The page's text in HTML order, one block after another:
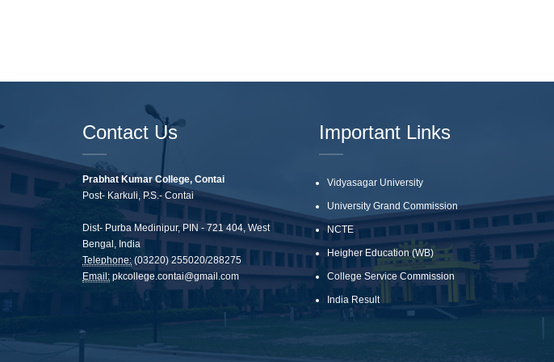
Contact Us
Prabhat Kumar College, Contai
Post- Karkuli, P.S.- Contai
Dist- Purba Medinipur, PIN - 721 404, West
Bengal, India
Telephone:(03220) 255020/288275
Email: pkcollege.contai@gmail.com
Important Links
Vidyasagar University
University Grand Commission
NCTE
Heigher Education (WB)
College Service Commission
India Result